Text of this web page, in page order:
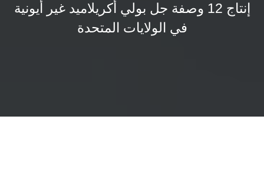
إنتاج 12 وصفة جل بولي أكريلاميد غير أيونية
في الولايات المتحدة